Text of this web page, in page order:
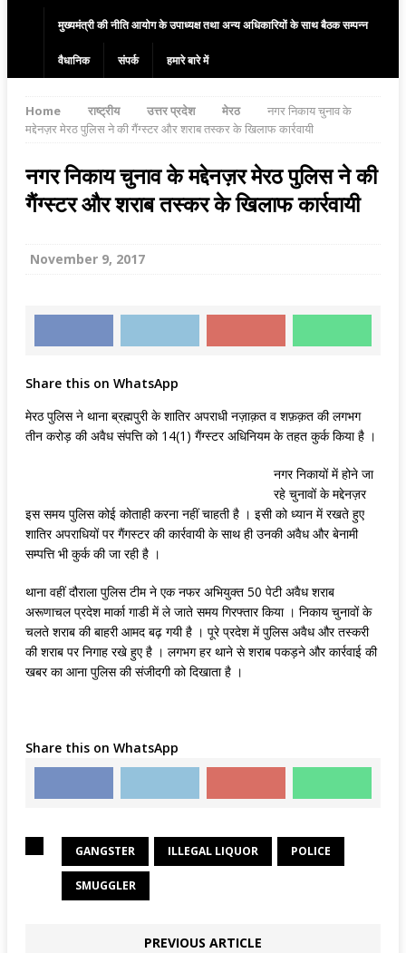
मुख्यमंत्री की नीति आयोग के उपाध्यक्ष तथा अन्य अधिकारियों के साथ बैठक सम्पन्न
वैधानिक संपर्क हमारे बारे में
Home राष्ट्रीय उत्तर प्रदेश मेरठ
नगर निकाय चुनाव के
मद्देनज़र मेरठ पुलिस ने की गैंग्स्टर और शराब तस्कर के खिलाफ कार्रवायी
नगर निकाय चुनाव के मद्देनज़र मेरठ पुलिस ने की
गैंग्स्टर और शराब तस्कर के खिलाफ कार्रवायी
November 9, 2017
Share this on WhatsApp
मेरठ पुलिस ने थाना ब्रह्मपुरी के शातिर अपराधी नज़ाक़त व शफ़क़त की लगभग
तीन करोड़ की अवैध संपत्ति को 14(1) गैंग्स्टर अधिनियम के तहत कुर्क किया है ।
नगर निकायों में होने जा
रहे चुनावों के मद्देनज़र
इस समय पुलिस कोई कोताही करना नहीं चाहती है । इसी को ध्यान में रखते हुए
शातिर अपराधियों पर गैंगस्टर की कार्रवायी के साथ ही उनकी अवैध और बेनामी
सम्पत्ति भी कुर्क की जा रही है ।
थाना वहीं दौराला पुलिस टीम ने एक नफर अभियुक्त 50 पेटी अवैध शराब
अरूणाचल प्रदेश मार्का गाडी में ले जाते समय गिरफ्तार किया । निकाय चुनावों के
चलते शराब की बाहरी आमद बढ़ गयी है । पूरे प्रदेश में पुलिस अवैध और तस्करी
की शराब पर निगाह रखे हुए है । लगभग हर थाने से शराब पकड़ने और कार्रवाई की
खबर का आना पुलिस की संजीदगी को दिखाता है ।
Share this on WhatsApp
GANGSTER ILLEGAL LIQUOR POLICE
SMUGGLER
PREVIOUS ARTICLE